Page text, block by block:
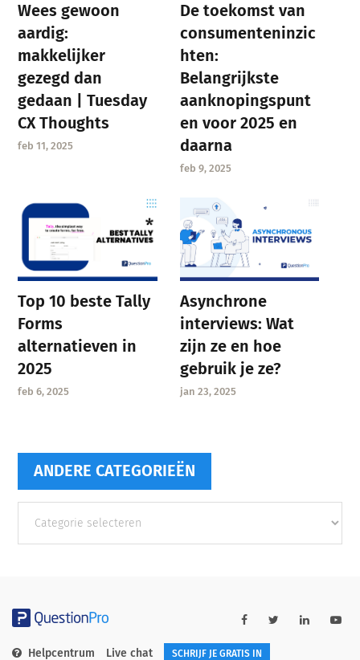
Wees gewoon
aardig:
makkelijker
gezegd dan
gedaan | Tuesday
CX Thoughts
feb 11, 2025
De toekomst van
consumenteninzic
hten:
Belangrijkste
aanknopingspunt
en voor 2025 en
daarna
feb 9, 2025
Top 10 beste Tally
Forms
alternatieven in
2025
feb 6, 2025
Asynchrone
interviews: Wat
zijn ze en hoe
gebruik je ze?
jan 23, 2025
ANDERE CATEGORIEËN
categorieën
Helpcentrum Live chat SCHRIJF JE GRATIS IN